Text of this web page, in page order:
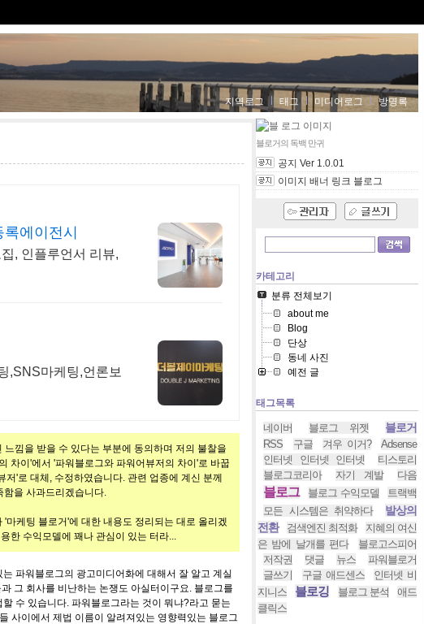
지역로그 태그 미디어로그 방명록
에이전시
, 인플루언서 리뷰,
,SNS마케팅,언론보
느낌을 받을 수 있다는 부분에 동의하며 저의 불찰을
차이'에서 '파워블로그와 파워어뷰저의 차이'로 바꿉
'로 대체, 수정하였습니다. 관련 업종에 계신 분께
을 사과드리겠습니다.
케팅 블로거'에 대한 내용도 정리되는 대로 올리겠
한 수익모델에 꽤나 관심이 있는 터라...
파워블로그의 광고미디어화에 대해서 잘 알고 계실
그 회사를 비난하는 논쟁도 아실터이구요. 블로그를
수 있습니다. 파워블로그라는 것이 뭐냐?라고 묻는
사이에서 제법 이름이 알려져있는 영향력있는 블로그
블로거의 독백 만귀
공지 Ver 1.0.01
이미지 배너 링크 블로그
카테고리
분류 전체보기
about me
Blog
단상
동네 사진
예전 글
태그목록
네이버 블로그 위젯 블로거
RSS 구글 겨우 이거?
Adsense
인터넷 인터넷 인터넷
티스토리
블로그코리아
자기 계발 다음
블로그 블로그 수익모델
트랙백
모든 시스템은 취약하다
발상의
전환
검색엔진 최적화
지혜의 여신
은 밤에 날개를 편다
블로고스피어
저작권
댓글 뉴스
파워블로거
글쓰기
구글 애드센스
인터넷 비
지니스
블로깅 블로그 분석
애드
클릭스